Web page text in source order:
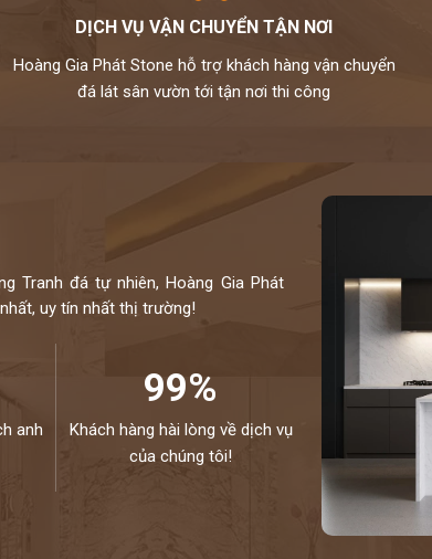
DỊCH VỤ VẬN CHUYỂN TẬN NƠI
Hoàng Gia Phát Stone hỗ trợ khách hàng vận chuyển
đá lát sân vườn tới tận nơi thi công
Tranh đá tự nhiên, Hoàng Gia Phát
uy tín nhất thị trường!
anh
99%
Khách hàng hài lòng về dịch vụ
của chúng tôi!